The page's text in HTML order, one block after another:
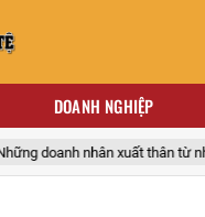
DOANH NGHIỆP
doanh nhân xuất thân từ nhà